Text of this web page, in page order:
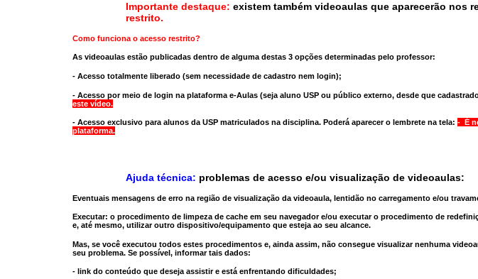
Importante destaque: existem também videoaulas que aparecerão nos
restrito.
Como funciona o acesso restrito?
As videoaulas estão publicadas dentro de alguma destas 3 opções determinadas pelo professor:
- Acesso totalmente liberado (sem necessidade de cadastro nem login);
- Acesso por meio de login na plataforma e-Aulas (seja aluno USP ou público externo, desde que
este vídeo.
- Acesso exclusivo para alunos da USP matriculados na disciplina. Poderá aparecer o lembrete na tela: - É
plataforma.
Ajuda técnica: problemas de acesso e/ou visualização de videoaulas:
Eventuais mensagens de erro na região de visualização da videoaula, lentidão no carregamento e/ou
Executar: o procedimento de limpeza de cache em seu navegador e/ou executar o procedimento de
e, até mesmo, utilizar outro dispositivo/equipamento que esteja ao seu alcance.
Mas, se você executou todos estes procedimentos e, ainda assim, não consegue visualizar nenhuma
seu problema. Se possível, informar tais dados:
- link do conteúdo que deseja assistir e está enfrentando dificuldades;